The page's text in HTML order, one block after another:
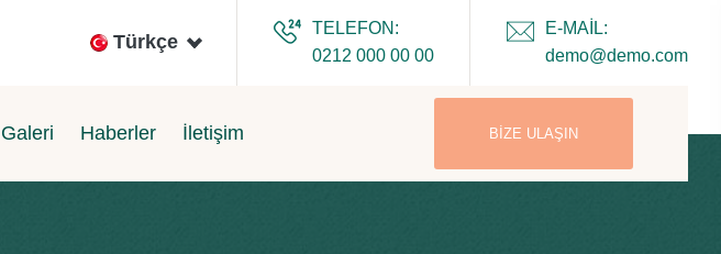
Türkçe
TELEFON:
0212 000 00 00
E-MAIL:
demo@demo.com
Galeri Haberler İletişim BIZE ULAŞIN